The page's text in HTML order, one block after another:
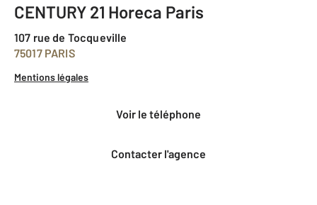
CENTURY 21 Horeca Paris
107 rue de Tocqueville
75017 PARIS
Mentions légales
voir le téléphone
Contacter l'agence